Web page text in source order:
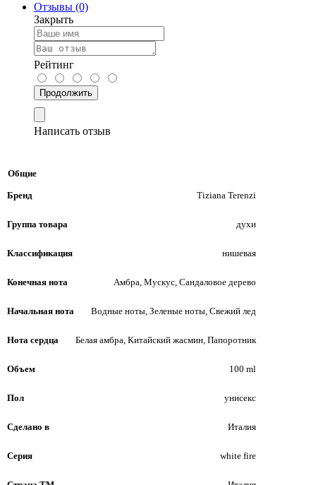
Отзывы (0)
Закрыть
Рейтинг
Продолжить
Написать отзыв
Общие
Бренд Tiziana Terenzi
Группа товара духи
Классификация нишевая
Конечная нота Амбра, Мускус, Сандаловое дерево
Начальная нота Водные ноты, Зеленые ноты, Свежий лед
Нота сердца Белая амбра, Китайский жасмин, Папоротник
Объем 100 ml
Пол унисекс
Сделано в Италия
Серия white fire